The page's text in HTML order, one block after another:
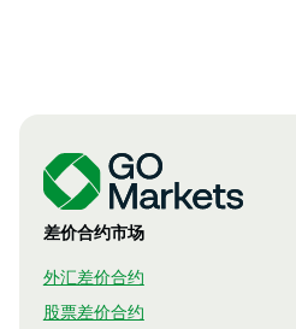
差价合约市场
外汇差价合约
股票差价合约